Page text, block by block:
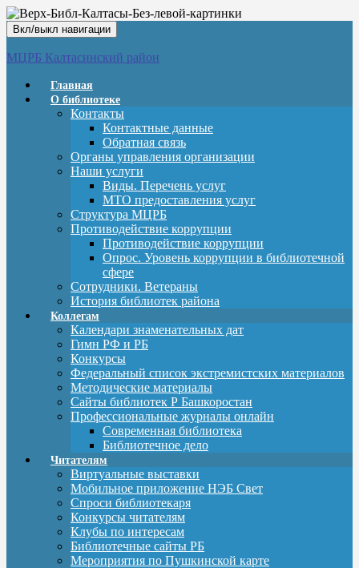
Вкл/выкл навигации
МЦРБ Калтасинский район
Главная
О библиотеке
Контакты
Контактные данные
Обратная связь
Органы управления организации
Наши услуги
Виды. Перечень услуг
МТО предоставления услуг
Структура МЦРБ
Противодействие коррупции
Противодействие коррупции
Опрос. Уровень коррупции в библиотечной
сфере
Сотрудники. Ветераны
История библиотек района
Коллегам
Календари знаменательных дат
Гимн РФ и РБ
Конкурсы
Федеральный список экстремистских материалов
Методические материалы
Сайты библиотек Р Башкоростан
Профессиональные журналы онлайн
Современная библиотека
Библиотечное дело
Читателям
Виртуальные выставки
Мобильное приложение НЭБ Свет
Спроси библиотекаря
Конкурсы читателям
Клубы по интересам
Библиотечные сайты РБ
Мероприятия по Пушкинской карте